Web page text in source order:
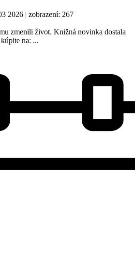
2026 | zobrazení: 267
zmenili život. Knižná novinka dostala
na: ...